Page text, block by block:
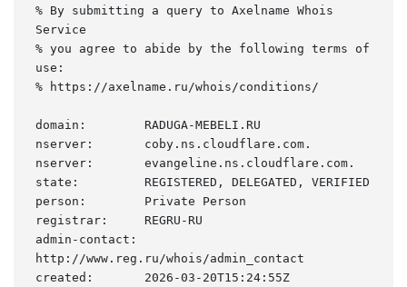
% By submitting a query to Axelname Whois
Service
% you agree to abide by the following terms of
use:
% https://axelname.ru/whois/conditions/
domain:        RADUGA-MEBELI.RU
nserver:       coby.ns.cloudflare.com.
nserver:       evangeline.ns.cloudflare.com.
state:         REGISTERED, DELEGATED, VERIFIED
person:        Private Person
registrar:     REGRU-RU
admin-contact:
http://www.reg.ru/whois/admin_contact
created:       2026-03-20T15:24:55Z